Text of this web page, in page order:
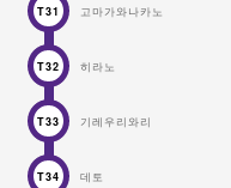
T31 고마가와나카노
T32 히라노
T33 기레우리와리
T34 데토